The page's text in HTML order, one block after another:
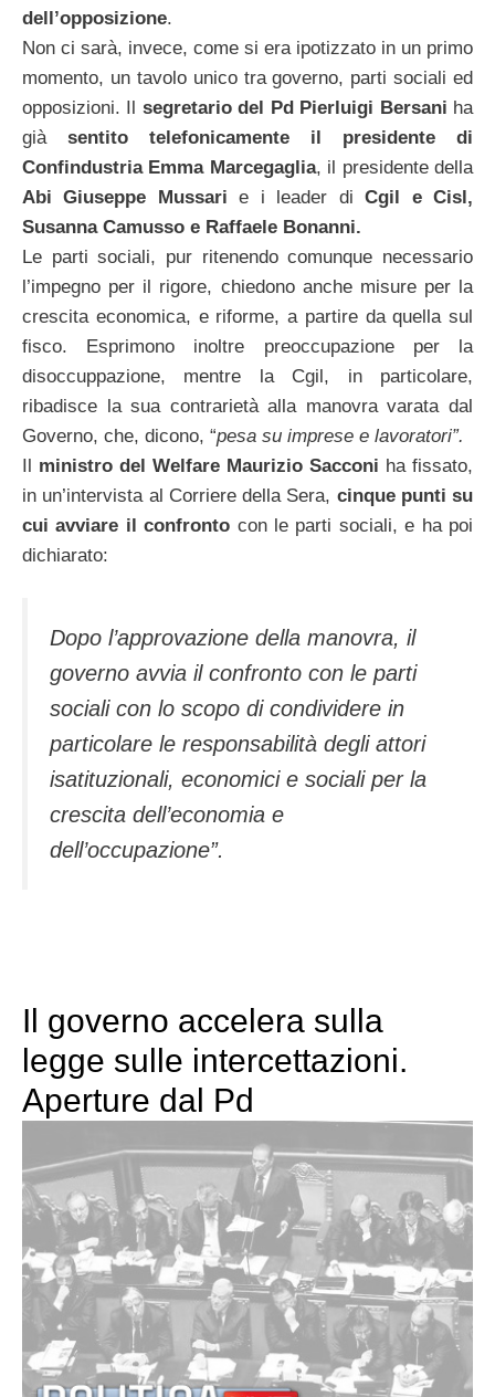
dell’opposizione.
Non ci sarà, invece, come si era ipotizzato in un primo
momento, un tavolo unico tra governo, parti sociali ed
opposizioni. Il segretario del Pd Pierluigi Bersani ha
già sentito telefonicamente il presidente di
Confindustria Emma Marcegaglia, il presidente della
Abi Giuseppe Mussari e i leader diCgil e Cisl,
Susanna Camusso e Raffaele Bonanni.
Le parti sociali, pur ritenendo comunque necessario
l’impegno per il rigore, chiedono anche misure per la
crescita economica, e riforme, a partire da quella sul
fisco. Esprimono inoltre preoccupazione per la
disoccuppazione, mentre la Cgil, in particolare,
ribadisce la sua contrarietà alla manovra varata dal
Governo, che, dicono, “pesa su imprese e lavoratori”.
Il ministro del Welfare Maurizio Sacconi ha fissato,
in un’intervista al Corriere della Sera, cinque punti su
cui avviare il confronto con le parti sociali, e ha poi
dichiarato:
Dopo l’approvazione della manovra, il
governo avvia il confronto con le parti
sociali con lo scopo di condividere in
particolare le responsabilità degli attori
isatituzionali, economici e sociali per la
crescita dell’economia e
dell’occupazione”.
Il governo accelera sulla
legge sulle intercettazioni.
Aperture dal Pd